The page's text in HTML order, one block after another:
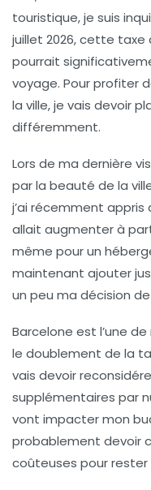
touristique, je suis
juillet 2026, cette taxe
pourrait
voyage. Pour profiter
la ville, je vais devoir
différemment.
Lors de ma dernière
par la beauté de la
j’ai récemment appris
allait augmenter à
même pour un
maintenant ajouter
un peu ma décision de
Barcelone est l’une
le doublement de la
vais devoir
supplémentaires par
vont impacter mon
probablement devoir
coûteuses pour